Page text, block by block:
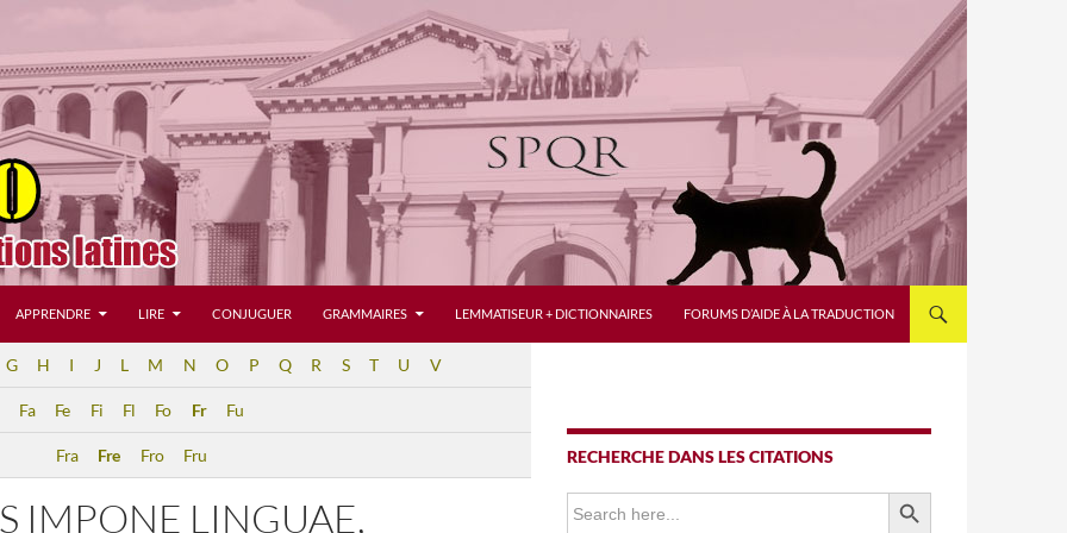
APPRENDRE LIRE CONJUGUER GRAMMAIRES LEMMATISEUR + DICTIONNAIRES FORUMS D’AIDE À LA TRADUCTION
G H I J L M N O P Q R S T U V
Fa Fe Fi Fl Fo Fr Fu
Fra Fre Fro Fru
IMPONE LINGUAE,
RECHERCHE DANS LES CITATIONS
Search
for:
SEARCH BUTTON